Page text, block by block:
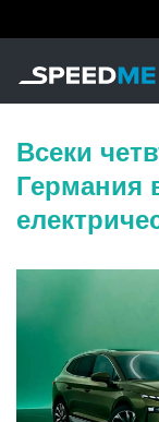
Всеки
Германия